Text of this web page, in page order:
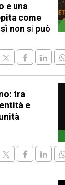
e una
come
non si può
tra
e